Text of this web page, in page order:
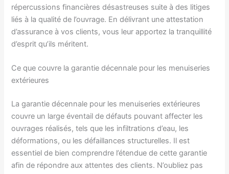
répercussions financières désastreuses suite à des litiges
liés à la qualité de l’ouvrage. En délivrant une attestation
d’assurance à vos clients, vous leur apportez la tranquillité
d’esprit qu’ils méritent.
Ce que couvre la garantie décennale pour les menuiseries
extérieures
La garantie décennale pour les menuiseries extérieures
couvre un large éventail de défauts pouvant affecter les
ouvrages réalisés, tels que les infiltrations d’eau, les
déformations, ou les défaillances structurelles. Il est
essentiel de bien comprendre l’étendue de cette garantie
afin de répondre aux attentes des clients. N’oubliez pas